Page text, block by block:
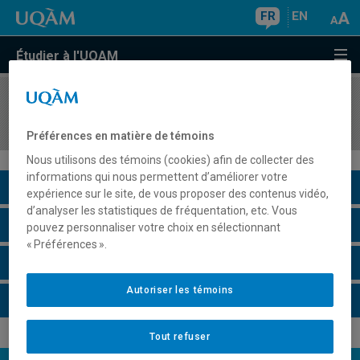
FR EN
Étudier à l'UQAM
COURS//
Description du cours
Horaire - Été 2026
Préférences en matière de témoins
Nous utilisons des témoins (cookies) afin de collecter des
informations qui nous permettent d’améliorer votre
expérience sur le site, de vous proposer des contenus vidéo,
d’analyser les statistiques de fréquentation, etc. Vous
pouvez personnaliser votre choix en sélectionnant
« Préférences ».
Tout refuser
Autoriser les témoins